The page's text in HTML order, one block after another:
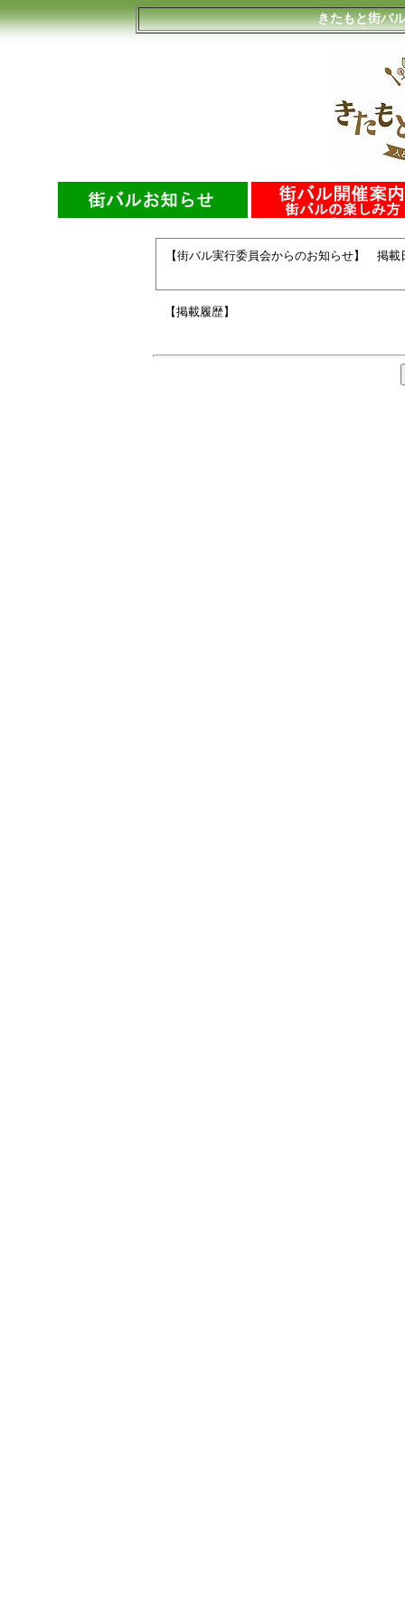
きたもと街バ
【街バル実行委員会からのお知らせ】 掲載
【掲載履